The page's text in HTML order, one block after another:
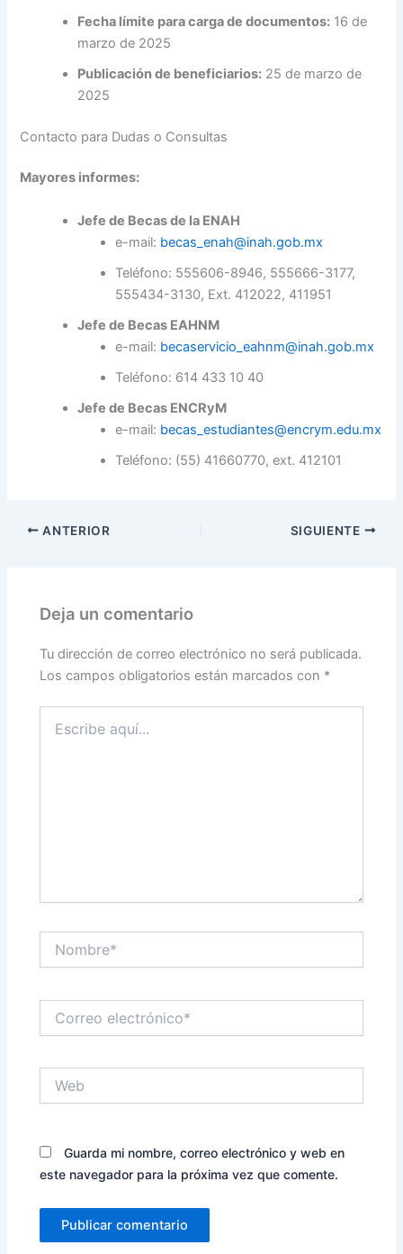
Fecha límite para carga de documentos: 16 de
marzo de 2025
Publicación de beneficiarios: 25 de marzo de
2025
Contacto para Dudas o Consultas
Mayores informes:
Jefe de Becas de la ENAH
e-mail: becas_enah@inah.gob.mx
Teléfono: 555606-8946, 555666-3177,
555434-3130, Ext. 412022, 411951
Jefe de Becas EAHNM
e-mail: becaservicio_eahnm@inah.gob.mx
Teléfono: 614 433 10 40
Jefe de Becas ENCRyM
e-mail: becas_estudiantes@encrym.edu.mx
Teléfono: (55) 41660770, ext. 412101
ANTERIOR SIGUIENTE
Deja un comentario
Tu dirección de correo electrónico no será publicada.
Los campos obligatorios están marcados con *
aquí...
electrónico*
Guarda mi nombre, correo electrónico y web en
este navegador para la próxima vez que comente.